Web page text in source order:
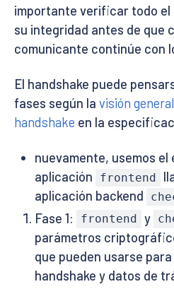
importante verificar todo
su integridad antes de que
comunicante continúe con
El handshake puede
fases según la visión
handshake en la
nuevamente, usemos el
aplicación
frontend
aplicación backend
Fase 1:
frontend y
parámetros
que pueden usarse
handshake y datos de